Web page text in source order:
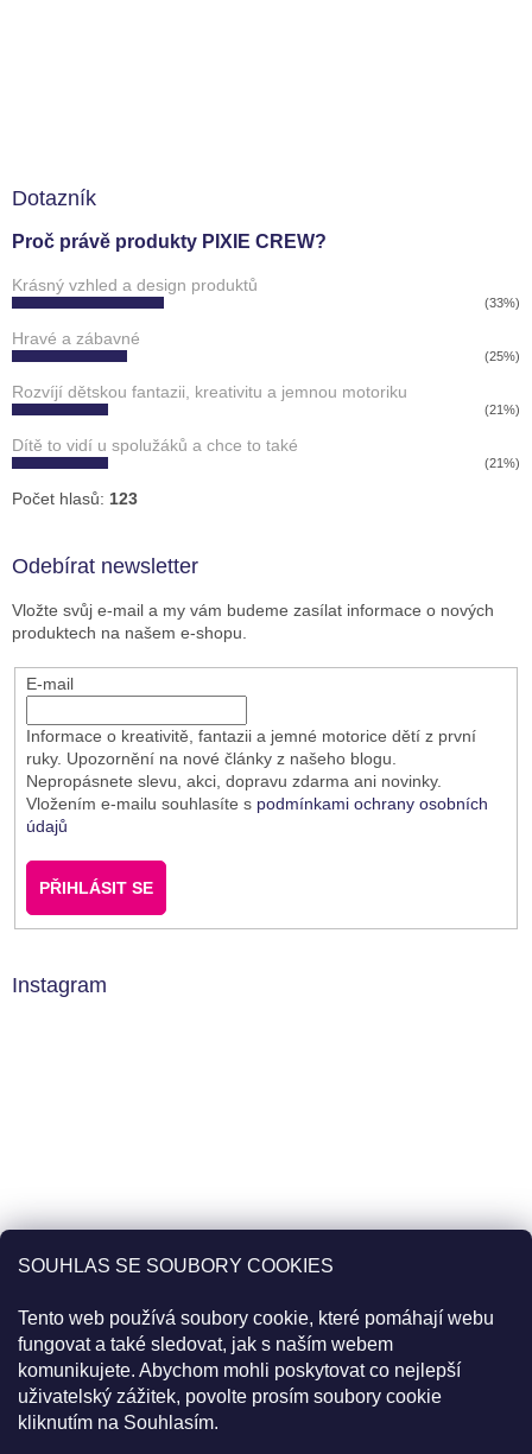
SOUHLAS SE SOUBORY COOKIES
Tento web používá soubory cookie, které pomáhají webu
fungovat a také sledovat, jak s naším webem
komunikujete. Abychom mohli poskytovat co nejlepší
uživatelský zážitek, povolte prosím soubory cookie
kliknutím na Souhlasím.
Pro slevu 22% použijte v košíku kód
Dotazník
Proč právě produkty PIXIE CREW?
Krásný vzhled a design produktů
(33%)
Hravé a zábavné
(25%)
Rozvíjí dětskou fantazii, kreativitu a jemnou motoriku
(21%)
Dítě to vidí u spolužáků a chce to také
(21%)
Počet hlasů: 123
Odebírat newsletter
Vložte svůj e-mail a my vám budeme zasílat informace o nových
produktech na našem e-shopu.
E-mail
Informace o kreativitě, fantazii a jemné motorice dětí z první
ruky. Upozornění na nové články z našeho blogu.
Nepropásnete slevu, akci, dopravu zdarma ani novinky.
Vložením e-mailu souhlasíte s podmínkami ochrany osobních
údajů
PŘIHLÁSIT SE
Instagram
Sledovat na Instagramu